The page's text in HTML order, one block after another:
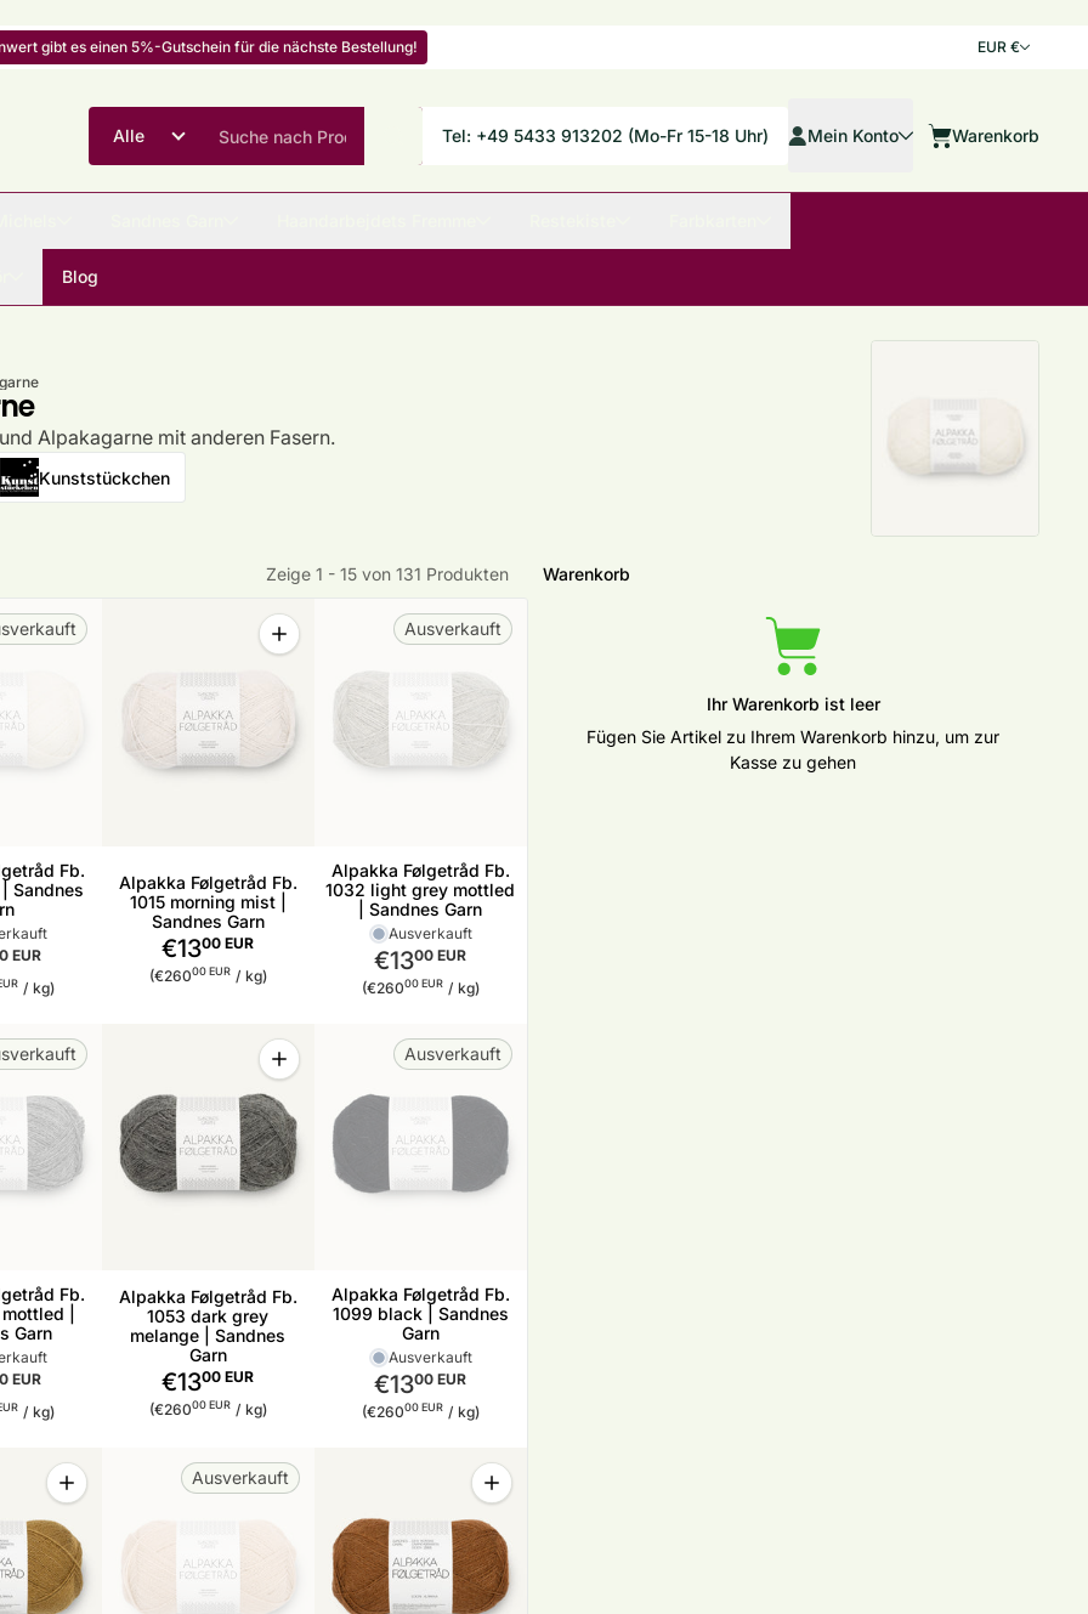
gibt es einen 5%-Gutschein für die nächste Bestellung! Land/
EUR €
Tel: +49 5433 913202 (Mo-Fr 15-18 Uhr)
Mein Konto
Mein Konto Warenkorb
Warenkorb
Blog
Alpakagarne mit anderen Fasern.
Kunststückchen
Zeige 1 - 15 von 131 Produkten
Fb.
Sandnes
EUR
/ pro
kg)
Alpakka Følgetråd Fb.
1015 morning mist |
Sandnes Garn
€1300 EUR
Stückpreis
(€26000 EUR / pro
kg)
Menge
Menge für Alpakka Følgetråd Fb. 1015 morning mist | Sandnes Garn erhöhen
Alpakka Følgetråd Fb.
1032 light grey mottled
| Sandnes Garn
Ausverkauft
€1300 EUR
Stückpreis
(€26000 EUR / pro
kg)
Ausverkauft
Fb.
|
Garn
EUR
/ pro
kg)
Alpakka Følgetråd Fb.
1053 dark grey
melange | Sandnes
Garn
€1300 EUR
Stückpreis
(€26000 EUR / pro
kg)
Menge
Alpakka Følgetråd Fb.
1099 black | Sandnes
Garn
Ausverkauft
€1300 EUR
Stückpreis
(€26000 EUR / pro
kg)
Ausverkauft
Menge
Menge für Alpakka Følgetråd Fb. 2152 vintage gold | Sandnes Garn erhöhen
Ausverkauft Menge
Menge für Alpakka Følgetråd Fb. 2573 monks robe | Sandnes Garn erhöhen
Warenkorb
Ihr Warenkorb ist leer
Fügen Sie Artikel zu Ihrem Warenkorb hinzu, um zur
Kasse zu gehen